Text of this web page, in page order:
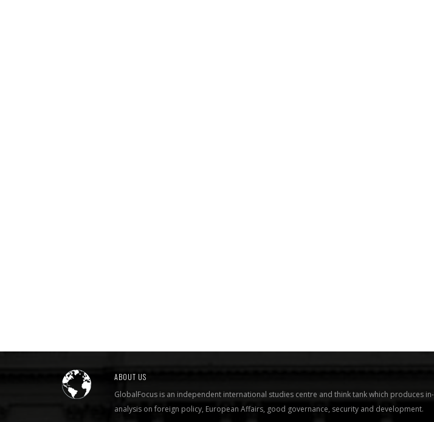
ABOUT US
GlobalFocus is an independent international studies centre and think tank which produces
analysis on foreign policy, European Affairs, good governance, security and development.